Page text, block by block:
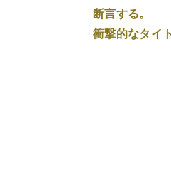
断言する。
衝撃的なタイ